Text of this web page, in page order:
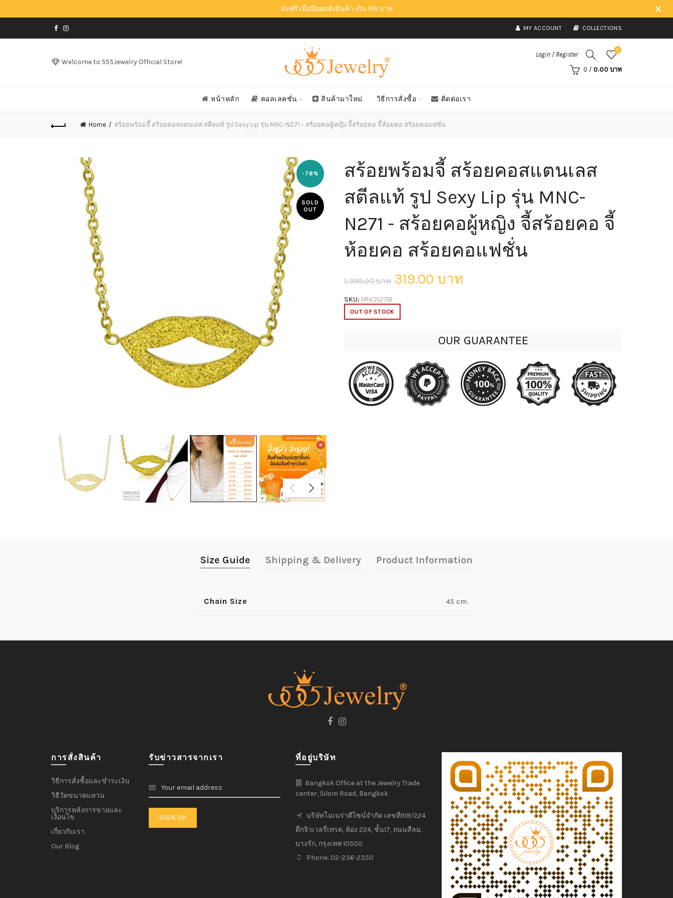
ส่งฟรี เมื่อมียอดสั่งสินค้า เกิน 199 บาท
MY ACCOUNT COLLECTIONS
Welcome to 555Jewelry Official Store!
Login / Register
0
0 / 0.00 บาท
หน้าหลัก คอลเลคชั่น สินค้ามาใหม่ วิธีการสั่งซื้อ ติดต่อเรา
Home สร้อยพร้อมจี้ สร้อยคอสแตนเลส สตีลแท้ รูป Sexy Lip รุ่น MNC-N271 - สร้อยคอผู้หญิง จี้สร้อยคอ จี้ห้อยคอ สร้อยคอแฟชั่น
-78%
SOLD
OUT
สร้อยพร้อมจี้ สร้อยคอสแตนเลส
สตีลแท้ รูป Sexy Lip รุ่น MNC-
N271 - สร้อยคอผู้หญิง จี้สร้อยคอ จี้
ห้อยคอ สร้อยคอแฟชั่น
1,399.00 บาท 319.00 บาท
SKU: MNCN271B
OUT OF STOCK
OUR GUARANTEE
Size Guide Shipping & Delivery Product Information
Chain Size 45 cm.
การสั่งสินค้า
วิธีการสั่งซื้อและชำระเงิน
วิธีวัดขนาดแหวน
บริการหลังการขายและ
เงื่อนไข
เกี่ยวกับเรา
Our Blog
รับข่าวสารจากเรา ที่อยู่บริษัท
Bangkok Office at the Jewelry Trade
center, Silom Road, Bangkok
บริษัทโมเนร่าดีไซน์จำกัด เลขที่919/224
ตึกจิวเวลรี่เทรด, ห้อง 224, ชั้น17, ถนนสีลม,
บางรัก, กรุงเทพ 10500
Phone: 02-236-2350